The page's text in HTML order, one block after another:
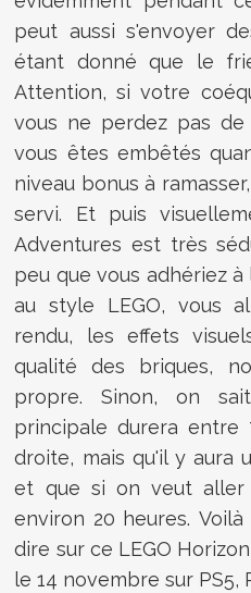
peut aussi s'envoyer
étant donné que le
Attention, si votre
vous ne perdez pas de
vous êtes embêtés
niveau bonus à
servi. Et puis
Adventures est très
peu que vous adhériez
au style LEGO, vous
rendu, les effets
qualité des briques,
propre. Sinon, on
principale durera
droite, mais qu'il y aura
et que si on veut aller
environ 20 heures.
dire sur ce LEGO
le 14 novembre sur PS5,